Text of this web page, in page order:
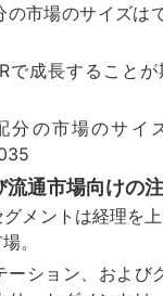
市場のサイズは
で成長すること
分の市場のサイ
通市場向けの
メントは経理を
。
ーション、および